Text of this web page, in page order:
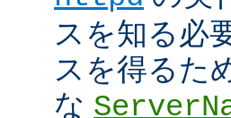
スを知る必
スを得るた
な